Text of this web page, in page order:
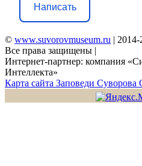
Написать
© www.suvorovmuseum.ru | 2014-
Все права защищены |
Интернет-партнер: компания
Интеллекта»
Карта сайта Заповеди Cуворова